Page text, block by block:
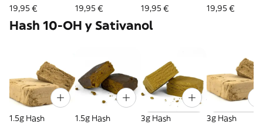
10-OH - Rollz
Benz
19,95 €
10-OH - Rollz
White Russian
19,95 €
10-OH - Rollz
19,95 €
10-OH -
19,95 €
Hash 10-OH y Sativanol
1.5g Hash
1.5g Hash
3g Hash
3g Hash